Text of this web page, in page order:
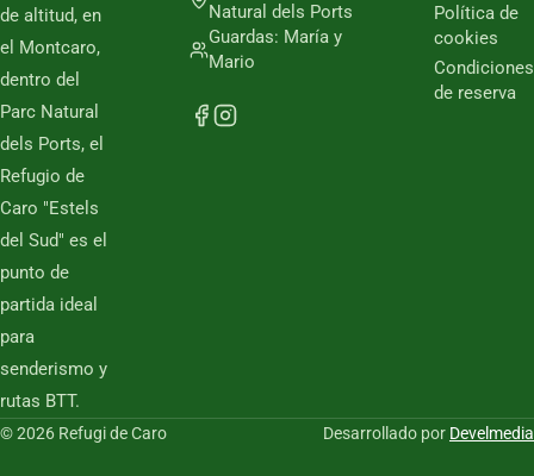
de altitud, en
el Montcaro,
dentro del
Parc Natural
dels Ports, el
Refugio de
Caro "Estels
del Sud" es el
punto de
partida ideal
para
senderismo y
rutas BTT.
Natural dels Ports
Guardas: María y
Mario
Política de
cookies
Condiciones
de reserva
© 2026 Refugi de Caro Desarrollado por Develmedia